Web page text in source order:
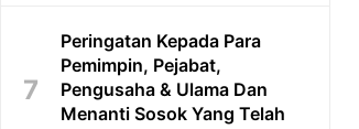
Peringatan Kepada Para
Pemimpin, Pejabat,
Pengusaha & Ulama Dan
Menanti Sosok Yang Telah